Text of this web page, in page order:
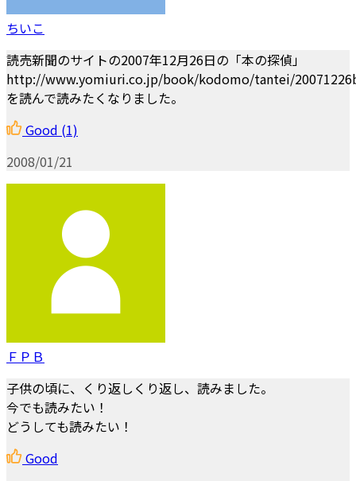
ちいこ
読売新聞のサイトの2007年12月26日の「本の探偵」
http://www.yomiuri.co.jp/book/kodomo/tantei/
を読んで読みたくなりました。
Good (1)
2008/01/21
ＦＰＢ
子供の頃に、くり返しくり返し、読みました。
今でも読みたい！
どうしても読みたい！
Good